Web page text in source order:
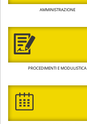
AMMINISTRAZIONE
PROCEDIMENTI E MODULISTICA